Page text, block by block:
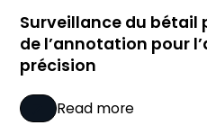
Surveillance du bétail
de l’annotation pour
précision
Read more